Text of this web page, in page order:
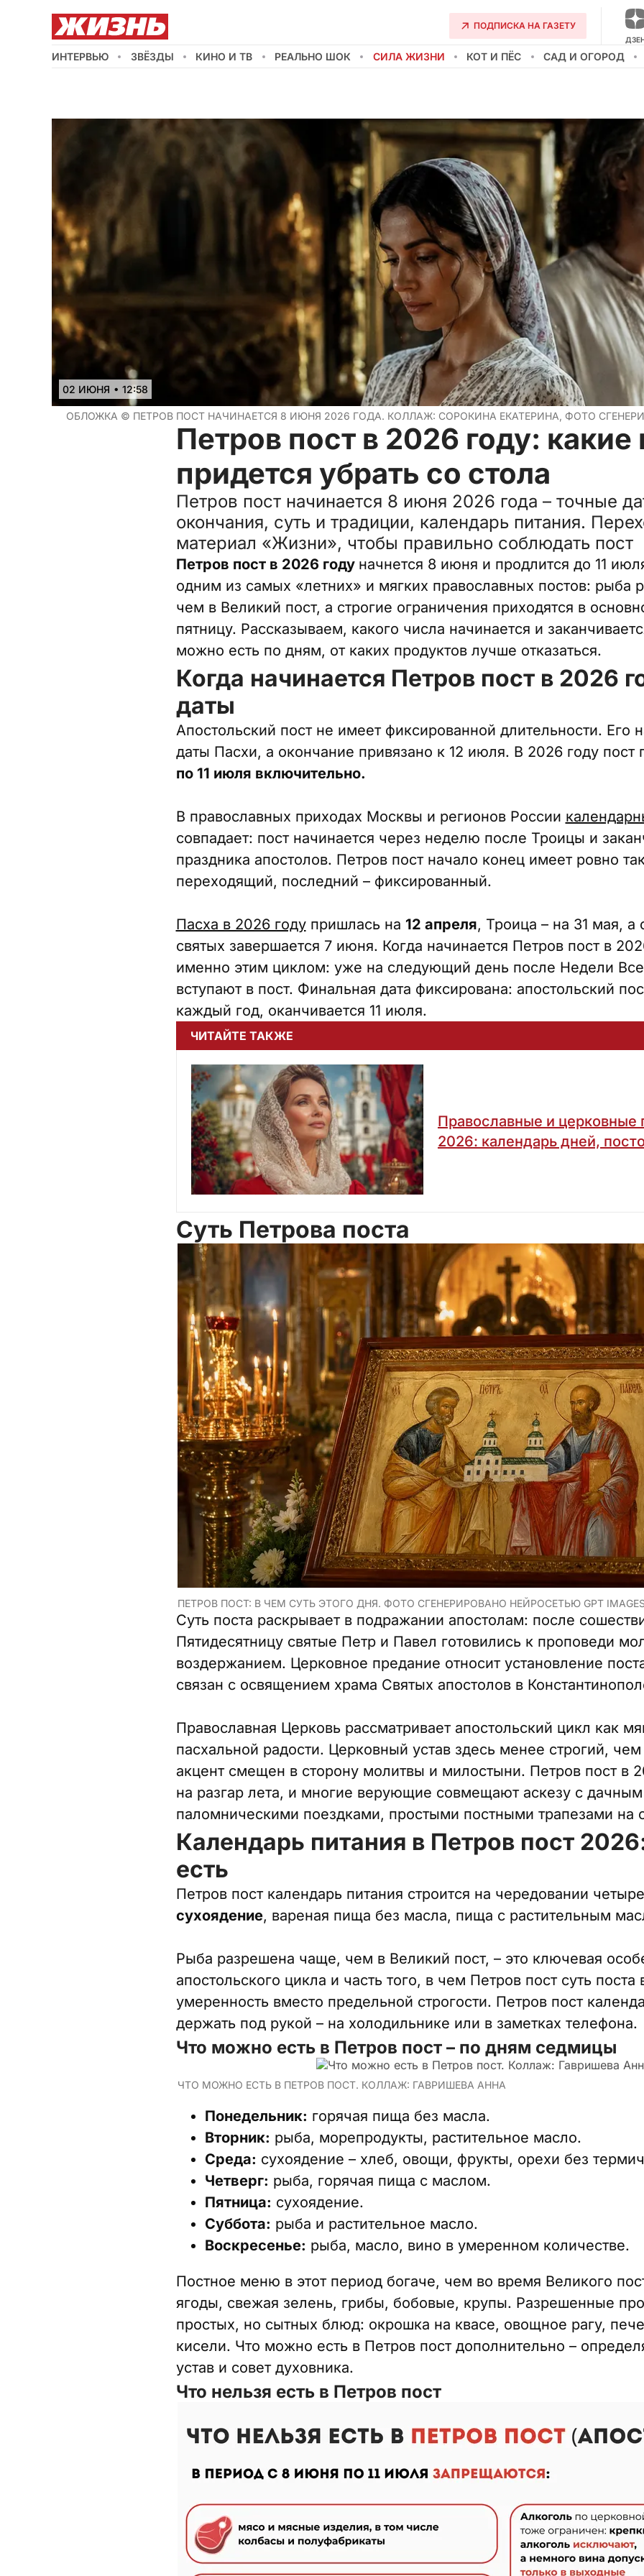
ПОДПИСКА НА ГАЗЕТУ
ИНТЕРВЬЮ ЗВЁЗДЫ КИНО И ТВ РЕАЛЬНО ШОК СИЛА ЖИЗНИ КОТ И ПЁС САД И ОГОРОД
02 ИЮНЯ • 12:58
ОБЛОЖКА © ПЕТРОВ ПОСТ НАЧИНАЕТСЯ 8 ИЮНЯ 2026 ГОДА. КОЛЛАЖ: СОРОКИНА ЕКАТЕРИНА, ФОТО
Петров пост в 2026 году:
придется убрать со стола
Петров пост начинается 8 июня 2026 года – точные
окончания, суть и традиции, календарь питания.
материал «Жизни», чтобы правильно соблюдать пост
Петров пост в 2026 году начнется 8 июня и продлится до 11
одним из самых «летних» и мягких православных постов: рыба
чем в Великий пост, а строгие ограничения приходятся в
пятницу. Рассказываем, какого числа начинается и
можно есть по дням, от каких продуктов лучше отказаться.
Когда начинается Петров пост в 2026
даты
Апостольский пост не имеет фиксированной длительности. Его
даты Пасхи, а окончание привязано к 12 июля. В 2026 году пост
по 11 июля включительно.
В православных приходах Москвы и регионов России
совпадает: пост начинается через неделю после Троицы и
праздника апостолов. Петров пост начало конец имеет ровно
переходящий, последний – фиксированный.
Пасха в 2026 годупришлась на 12 апреля, Троица – на 31 мая, а
святых завершается 7 июня. Когда начинается Петров пост в
именно этим циклом: уже на следующий день после Недели
вступают в пост. Финальная дата фиксирована: апостольский
каждый год, оканчивается 11 июля.
ЧИТАЙТЕ ТАКЖЕ
Православные и церковные
2026: календарь дней,
Суть Петрова поста
ПЕТРОВ ПОСТ: В ЧЕМ СУТЬ ЭТОГО ДНЯ. ФОТО СГЕНЕРИРОВАНО НЕЙРОСЕТЬЮ GPT
Суть поста раскрывает в подражании апостолам: после
Пятидесятницу святые Петр и Павел готовились к проповеди
воздержанием. Церковное предание относит установление
связан с освящением храма Святых апостолов в
Православная Церковь рассматривает апостольский цикл как
пасхальной радости. Церковный устав здесь менее строгий, чем
акцент смещен в сторону молитвы и милостыни. Петров пост в
на разгар лета, и многие верующие совмещают аскезу с
паломническими поездками, простыми постными трапезами на
Календарь питания в Петров пост
есть
Петров пост календарь питания строится на чередовании
сухоядение, вареная пища без масла, пища с растительным
Рыба разрешена чаще, чем в Великий пост, – это ключевая
апостольского цикла и часть того, в чем Петров пост суть
умеренность вместо предельной строгости. Петров пост
держать под рукой – на холодильнике или в заметках телефона.
Что можно есть в Петров пост – по дням седмицы
ЧТО МОЖНО ЕСТЬ В ПЕТРОВ ПОСТ. КОЛЛАЖ: ГАВРИШЕВА АННА
Понедельник: горячая пища без масла.
Вторник: рыба, морепродукты, растительное масло.
Среда: сухоядение – хлеб, овощи, фрукты, орехи без
Четверг: рыба, горячая пища с маслом.
Пятница: сухоядение.
Суббота: рыба и растительное масло.
Воскресенье: рыба, масло, вино в умеренном количестве.
Постное меню в этот период богаче, чем во время Великого
ягоды, свежая зелень, грибы, бобовые, крупы. Разрешенные
простых, но сытных блюд: окрошка на квасе, овощное рагу,
кисели. Что можно есть в Петров пост дополнительно –
устав и совет духовника.
Что нельзя есть в Петров пост